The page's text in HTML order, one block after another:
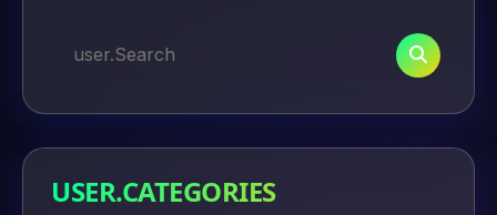
USER.CATEGORIES